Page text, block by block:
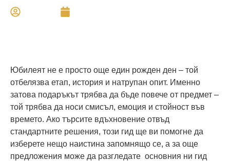
Юбилеят не е просто още един рожден ден – той
отбелязва етап, история и натрупан опит. Именно
затова подаръкът трябва да бъде повече от предмет –
той трябва да носи смисъл, емоция и стойност във
времето. Ако търсите вдъхновение отвъд
стандартните решения, този гид ще ви помогне да
изберете нещо наистина запомнящо се, а за още
предложения може да разгледате основния ни гид